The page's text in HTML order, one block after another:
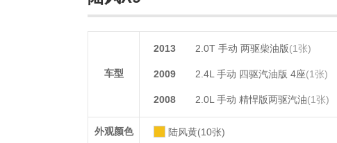
车型
2013 2.0T 手动 两驱柴油版(1张)
2009 2.4L 手动 四驱汽油版 4座(1张)
2008 2.0L 手动 精悍版两驱汽油(1张)
外观颜色 陆风黄(10张)